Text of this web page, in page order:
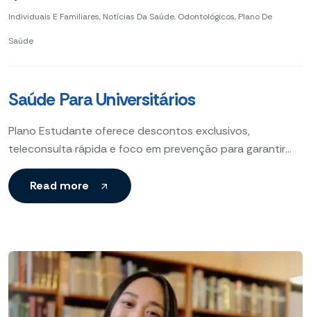
Individuais E Familiares, Notícias Da Saúde, Odontológicos, Plano De
Saúde
Saúde Para Universitários
Plano Estudante oferece descontos exclusivos,
teleconsulta rápida e foco em prevenção para garantir
saúde acessível e eficiente para universitários. Desconto
para estudante , Teleconsulta ágil
Read more